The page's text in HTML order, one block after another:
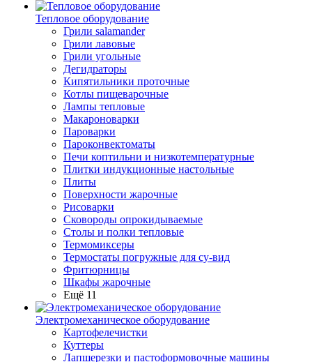
Тепловое оборудование
Грили salamander
Грили лавовые
Грили угольные
Дегидраторы
Кипятильники проточные
Котлы пищеварочные
Лампы тепловые
Макароноварки
Пароварки
Пароконвектоматы
Печи коптильни и низкотемпературные
Плитки индукционные настольные
Плиты
Поверхности жарочные
Рисоварки
Сковороды опрокидываемые
Столы и полки тепловые
Термомиксеры
Термостаты погружные для су-вид
Фритюрницы
Шкафы жарочные
Ещё 11
Электромеханическое оборудование
Картофелечистки
Куттеры
Лапшерезки и пастоформовочные машины